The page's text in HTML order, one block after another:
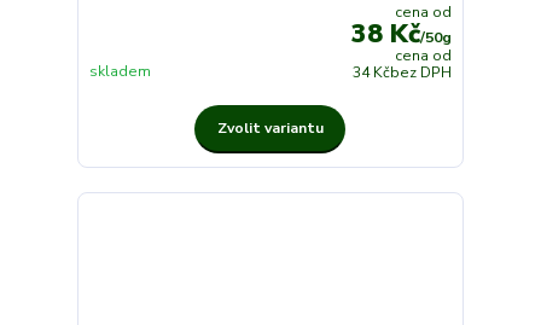
cena od
38 Kč/50g
cena od
34 Kčbez DPH
skladem
Zvolit variantu